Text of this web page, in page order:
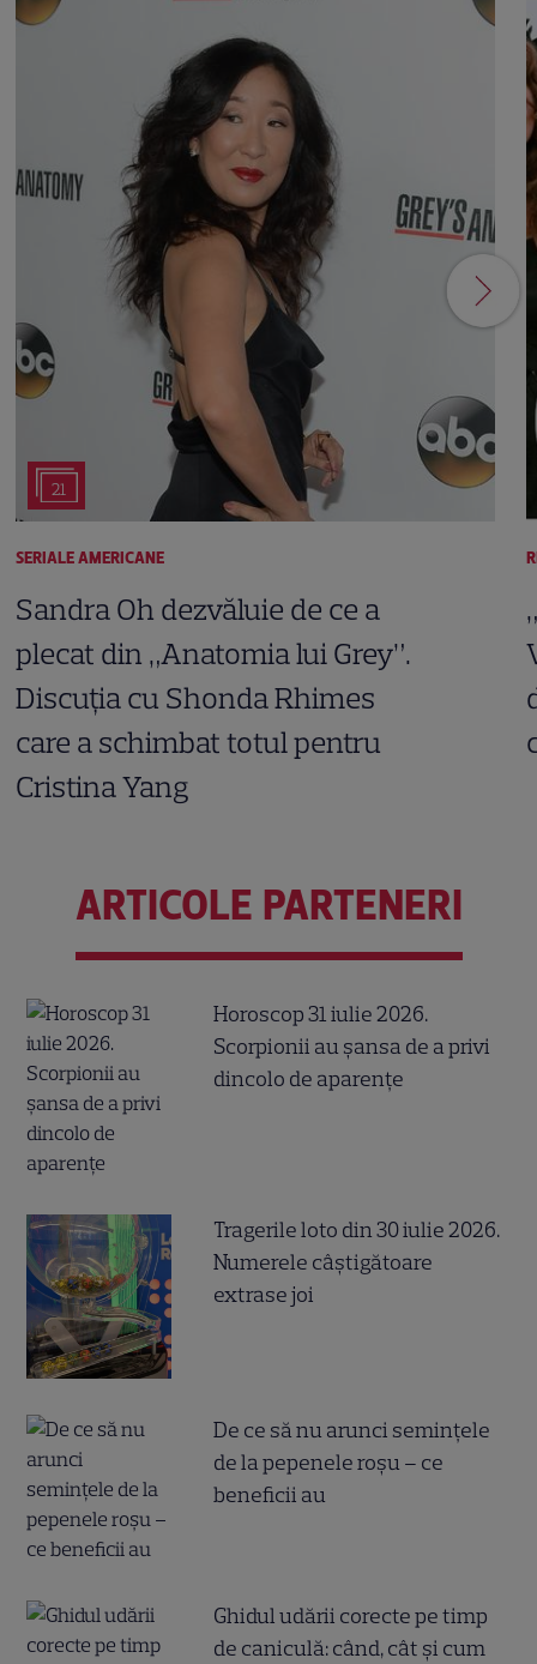
21
SERIALE AMERICANE
Sandra Oh dezvăluie de ce a
plecat din „Anatomia lui Grey”.
Discuția cu Shonda Rhimes
care a schimbat totul pentru
Cristina Yang
ARTICOLE PARTENERI
Horoscop 31 iulie 2026.
Scorpionii au șansa de a privi
dincolo de aparențe
Tragerile loto din 30 iulie 2026.
Numerele câştigătoare
extrase joi
De ce să nu arunci semințele
de la pepenele roșu – ce
beneficii au
Ghidul udării corecte pe timp
de caniculă: când, cât şi cum